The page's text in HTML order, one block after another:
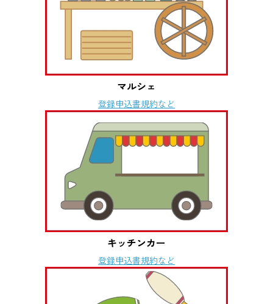
マルシェ
登録申込書規約など
キッチンカー
登録申込書規約など